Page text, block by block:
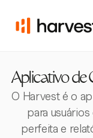
Aplicativo de
O Harvest é o
para
perfeita e